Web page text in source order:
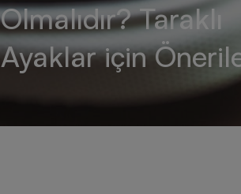
Olmalıdır? Taraklı
Ayaklar için